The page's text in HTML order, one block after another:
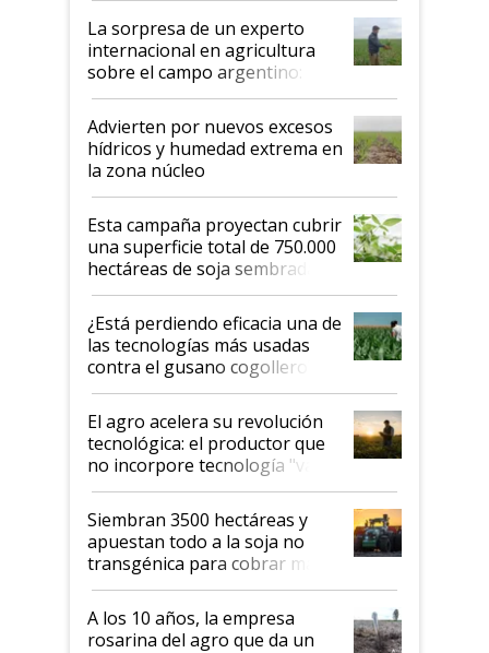
La sorpresa de un experto
internacional en agricultura
sobre el campo argentino:
"Estoy muy impresionado"
Advierten por nuevos excesos
hídricos y humedad extrema en
la zona núcleo
Esta campaña proyectan cubrir
una superficie total de 750.000
hectáreas de soja sembradas
con una nueva generación de
variedades que marcan un
salto tecnológico en genética y
rendimiento
¿Está perdiendo eficacia una de
las tecnologías más usadas
contra el gusano cogollero? El
desafío de una tecnología clave
El agro acelera su revolución
tecnológica: el productor que
no incorpore tecnología "va a
perder el tren"
Siembran 3500 hectáreas y
apuestan todo a la soja no
transgénica para cobrar más
por tonelada: compraron un
semillero
A los 10 años, la empresa
rosarina del agro que da un